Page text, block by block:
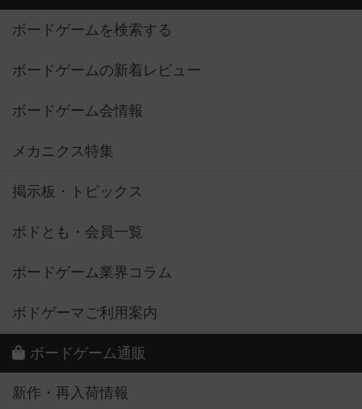
ボードゲームを検索する
ボードゲームの新着レビュー
ボードゲーム会情報
メカニクス特集
掲示板・トピックス
ボドとも・会員一覧
ボードゲーム業界コラム
ボドゲーマご利用案内
ボードゲーム通販
新作・再入荷情報